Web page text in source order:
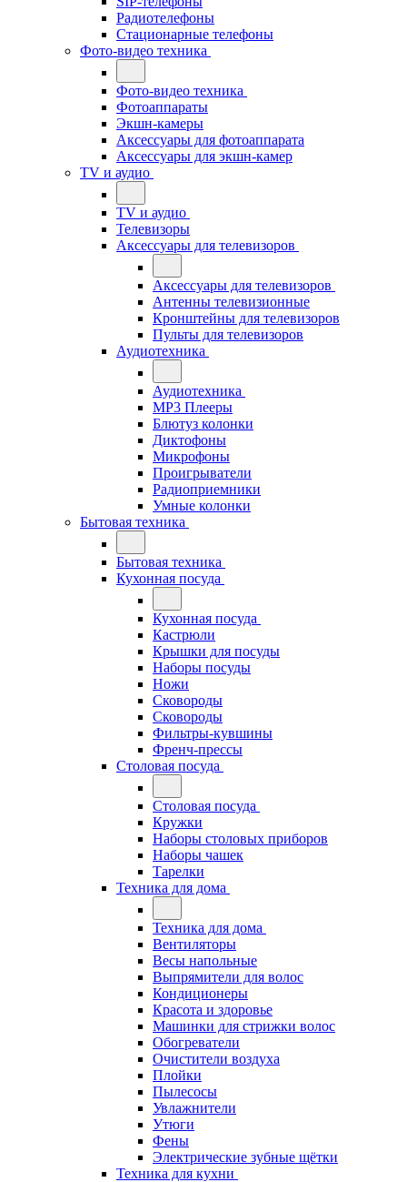
Радиотелефоны
Стационарные телефоны
Фото-видео техника
Фото-видео техника
Фотоаппараты
Экшн-камеры
Аксессуары для фотоаппарата
Аксессуары для экшн-камер
TV и аудио
TV и аудио
Телевизоры
Аксессуары для телевизоров
Аксессуары для телевизоров
Антенны телевизионные
Кронштейны для телевизоров
Пульты для телевизоров
Аудиотехника
Аудиотехника
MP3 Плееры
Блютуз колонки
Диктофоны
Микрофоны
Проигрыватели
Радиоприемники
Умные колонки
Бытовая техника
Бытовая техника
Кухонная посуда
Кухонная посуда
Кастрюли
Крышки для посуды
Наборы посуды
Ножи
Сковороды
Сковороды
Фильтры-кувшины
Френч-прессы
Столовая посуда
Столовая посуда
Кружки
Наборы столовых приборов
Наборы чашек
Тарелки
Техника для дома
Техника для дома
Вентиляторы
Весы напольные
Выпрямители для волос
Кондиционеры
Красота и здоровье
Машинки для стрижки волос
Обогреватели
Очистители воздуха
Плойки
Пылесосы
Увлажнители
Утюги
Фены
Электрические зубные щётки
Техника для кухни